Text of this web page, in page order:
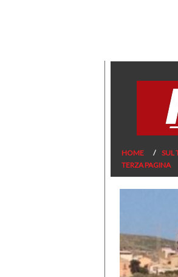
HOME SUL
TERZA PAGINA